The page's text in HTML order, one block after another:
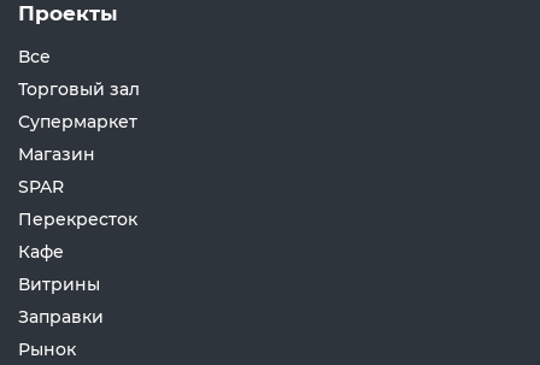
Проекты
Все
Торговый зал
Супермаркет
Магазин
SPAR
Перекресток
Кафе
Витрины
Заправки
Рынок